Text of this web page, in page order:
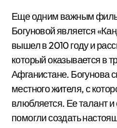
Еще одним важным
Богуновой является
вышел в 2010 году и
который оказывается в
Афганистане. Богунова
местного жителя, с
влюбляется. Ее талант и
помогли создать